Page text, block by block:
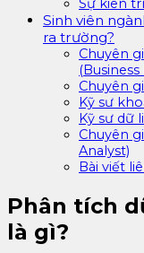
Sự kiên
Sinh viên
ra trường?
Chuyên
Chuyên
Kỹ sư
Kỹ sư dữ
Chuyên
Analyst)
Bài viết
Phân tích
là gì?